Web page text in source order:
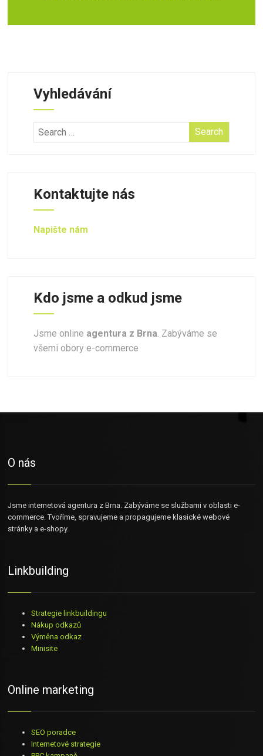
Vyhledávání
Kontaktujte nás
Napište nám
Kdo jsme a odkud jsme
Jsme online agentura z Brna. Zabýváme se
všemi obory e-commerce
O nás
Jsme internetová agentura z Brna. Zabýváme se službami v oblasti e-
commerce. Tvoříme, spravujeme a propagujeme klasické webové
stránky a e-shopy.
Linkbuilding
Strategie linkbuildingu
Nákup odkazů
Výměna odkaz
Minisite
Online marketing
SEO poradce
Internetové strategie